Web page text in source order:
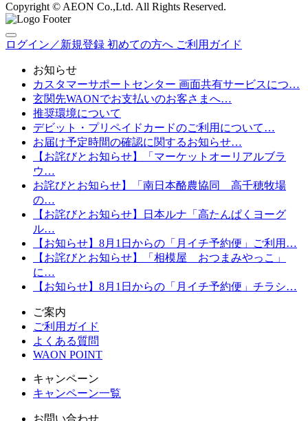
Copyright © AEON Co.,Ltd. All Rights Reserved.
ログイン／新規登録 初めての方へ ご利用ガイド
お知らせ
カスタマーサポートセンター 画面共有サービスにつ…
玄関先WAONでお支払いのお客さまへ…
推奨環境について
デビット・プリペイドカードのご利用について…
お届け予定時間の確認に関するお知らせ…
【お詫びとお知らせ】「マーケットオーリアルブラ
ウ…
お詫びとお知らせ】「南日本酪農協同 高千穂牧場
の…
【お詫びとお知らせ】日本ルナ「高たんぱくヨーグ
ル…
【お知らせ】8月1日からの「月イチ予約便」ご利用…
【お詫びとお知らせ】「相模屋 おつまみやっこ」
に…
【お知らせ】8月1日からの「月イチ予約便」チラシ…
ご案内
ご利用ガイド
よくある質問
WAON POINT
キャンペーン
キャンペーン一覧
お問い合わせ